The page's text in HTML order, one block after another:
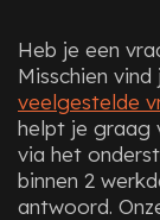
Heb je een
Misschien
veelgestelde
helpt je graag
via het
binnen 2
antwoord.